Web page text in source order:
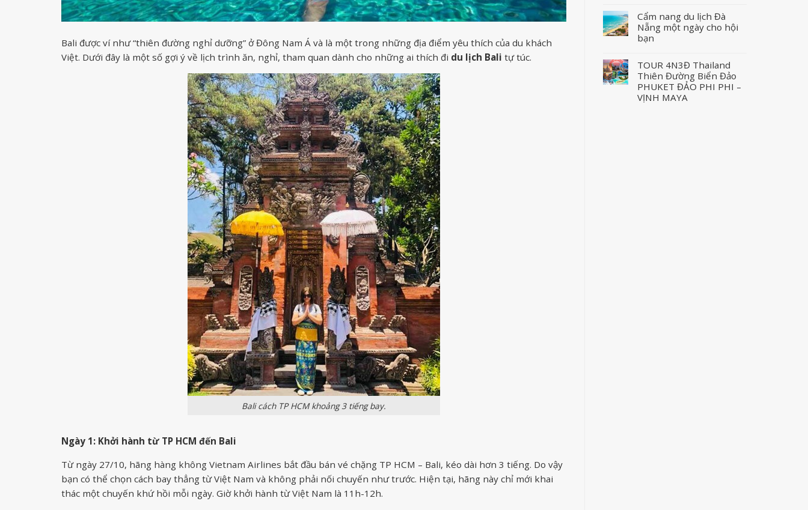
Bali được ví như “thiên đường nghỉ dưỡng” ở Đông Nam Á và là một trong những địa điểm yêu thích của du khách
Việt. Dưới đây là một số gợi ý về lịch trình ăn, nghỉ, tham quan dành cho những ai thích đi du lịch Bali tự túc.
Bali cách TP HCM khoảng 3 tiếng bay.
Ngày 1: Khởi hành từ TP HCM đến Bali
Từ ngày 27/10, hãng hàng không Vietnam Airlines bắt đầu bán vé chặng TP HCM – Bali, kéo dài hơn 3 tiếng. Do vậy
bạn có thể chọn cách bay thẳng từ Việt Nam và không phải nối chuyến như trước. Hiện tại, hãng này chỉ mới khai
thác một chuyến khứ hồi mỗi ngày. Giờ khởi hành từ Việt Nam là 11h-12h.
Cẩm nang du lịch Đà
Nẵng một ngày cho hội
bạn
TOUR 4N3Đ Thailand
Thiên Đường Biển Đảo
PHUKET ĐẢO PHI PHI –
VỊNH MAYA